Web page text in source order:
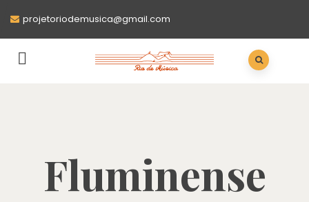
projetoriodemusica@gmail.com
Fluminense